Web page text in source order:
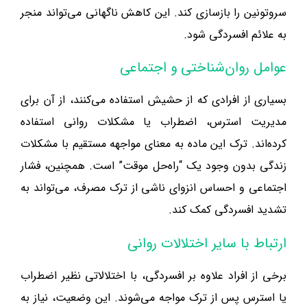
سروتونین را بازسازی کند. این کاهش ناگهانی می‌تواند منجر
به علائم افسردگی شود.
عوامل روان‌شناختی و اجتماعی
بسیاری از افرادی که از حشیش استفاده می‌کنند، از آن برای
مدیریت استرس، اضطراب یا مشکلات روانی استفاده
کرده‌اند. ترک این ماده به معنای مواجهه مستقیم با مشکلات
زندگی بدون وجود یک “راه‌حل موقت” است. همچنین، فشار
اجتماعی و احساس انزوای ناشی از ترک مصرف، می‌تواند به
تشدید افسردگی کمک کند.
ارتباط با سایر اختلالات روانی
برخی از افراد علاوه بر افسردگی، با اختلالاتی نظیر اضطراب
یا استرس پس از ترک مواجه می‌شوند. این وضعیت، نیاز به